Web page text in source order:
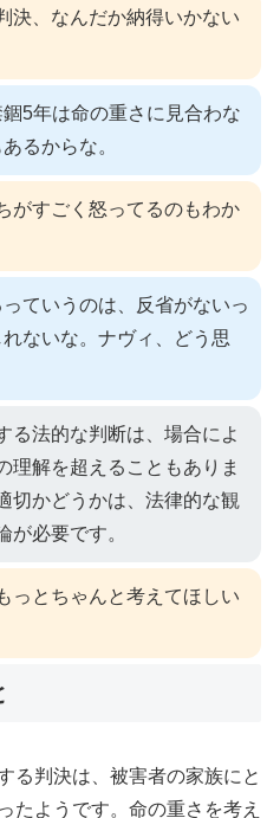
決、なんだか納得いかない
5年は命の重さに見合わな
るからな。
がすごく怒ってるのもわか
ていうのは、反省がないっ
ないな。ナヴィ、どう思
る法的な判断は、場合によ
理解を超えることもありま
切かどうかは、法律的な観
が必要です。
っとちゃんと考えてほしい
る判決は、被害者の家族にと
たようです。命の重さを考え